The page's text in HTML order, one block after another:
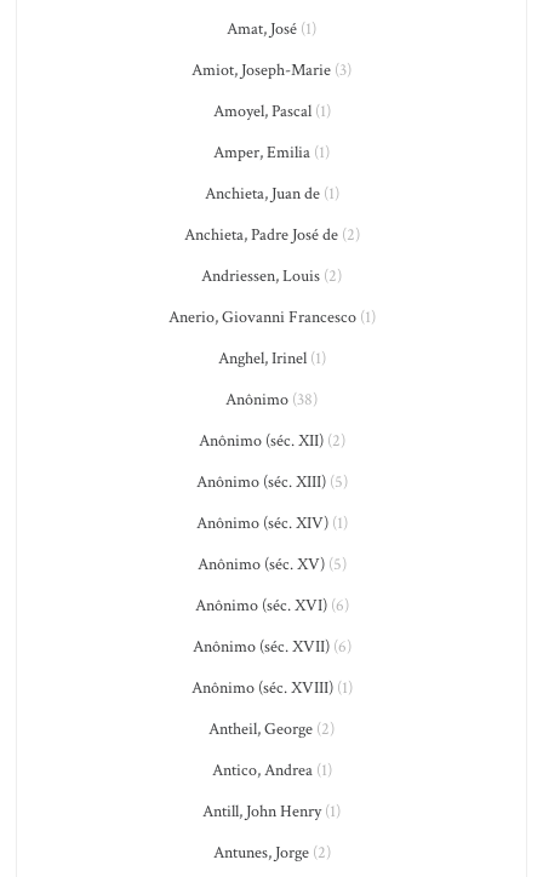
Amat, José (1)
Amiot, Joseph-Marie (3)
Amoyel, Pascal(1)
Amper, Emilia (1)
Anchieta, Juan de(1)
Anchieta, Padre José de(2)
Andriessen, Louis (2)
Anerio, Giovanni Francesco(1)
Anghel, Irinel(1)
Anônimo (38)
Anônimo (séc. XII)(2)
Anônimo (séc. XIII)(5)
Anônimo (séc. XIV)(1)
Anônimo (séc. XV)(5)
Anônimo (séc. XVI)(6)
Anônimo (séc. XVII)(6)
Anônimo (séc. XVIII)(1)
Antheil, George (2)
Antico, Andrea(1)
Antill, John Henry(1)
Antunes, Jorge(2)